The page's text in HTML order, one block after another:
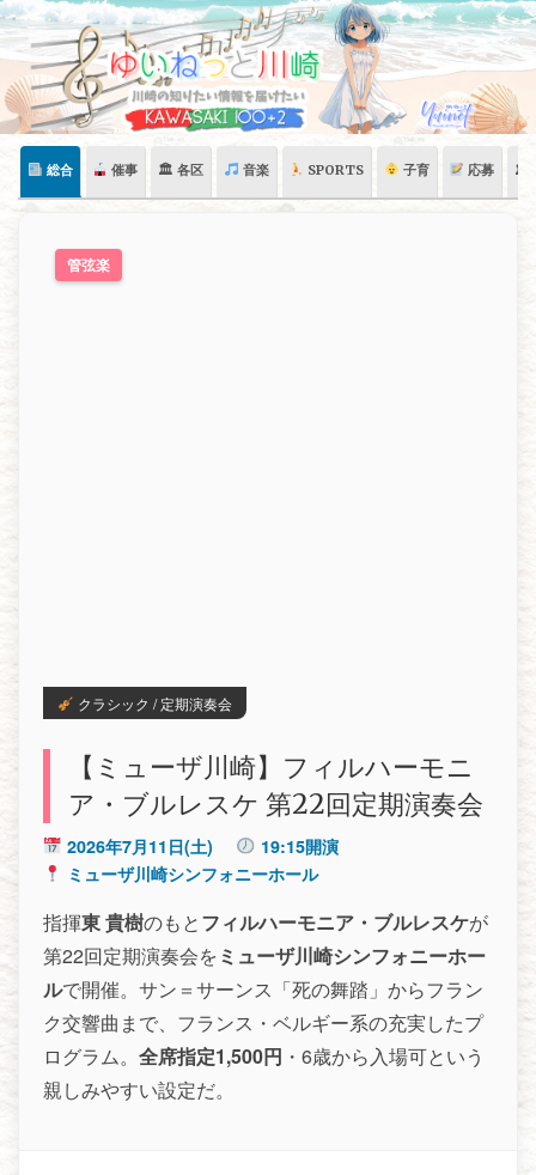
Skip
content
総合 催事 🏛 各区 音楽 SPORTS 子育 応募 🏛
管弦楽
クラシック / 定期演奏会
【ミューザ川崎】フィルハーモニ
ア・ブルレスケ 第22回定期演奏会
2026年7月11日(土)
19:15開演
ミューザ川崎シンフォニーホール
指揮東 貴樹のもとフィルハーモニア・ブルレスケが
第22回定期演奏会をミューザ川崎シンフォニーホー
ルで開催。サン＝サーンス「死の舞踏」からフラン
ク交響曲まで、フランス・ベルギー系の充実したプ
ログラム。 全席指定1,500円 ・6歳から入場可という
親しみやすい設定だ。